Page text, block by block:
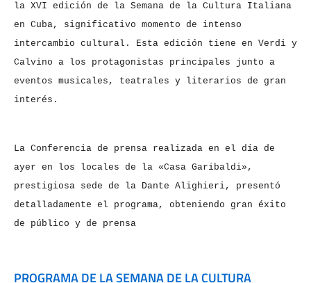
la XVI edición de la Semana de la Cultura Italiana
en Cuba, significativo momento de intenso
intercambio cultural. Esta edición tiene en Verdi y
Calvino a los protagonistas principales junto a
eventos musicales, teatrales y literarios de gran
interés.
La Conferencia de prensa realizada en el día de
ayer en los locales de la «Casa Garibaldi»,
prestigiosa sede de la Dante Alighieri, presentó
detalladamente el programa, obteniendo gran éxito
de público y de prensa
PROGRAMA DE LA SEMANA DE LA CULTURA